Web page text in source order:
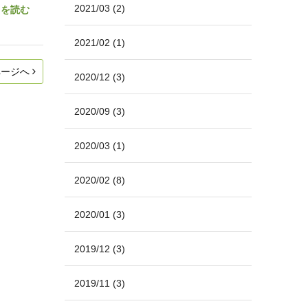
読む
ジへ
2021/03 (2)
2021/02 (1)
2020/12 (3)
2020/09 (3)
2020/03 (1)
2020/02 (8)
2020/01 (3)
2019/12 (3)
2019/11 (3)